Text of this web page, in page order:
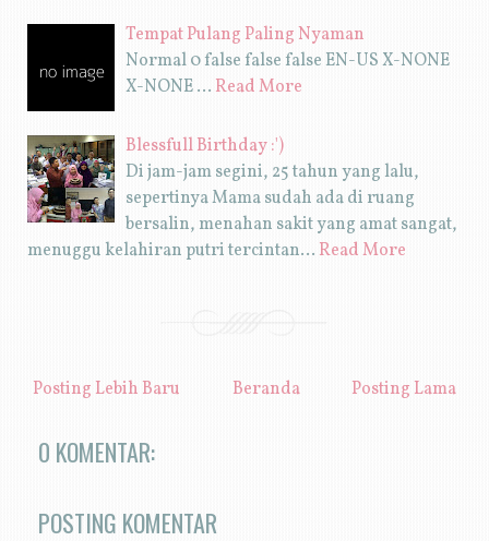
Tempat Pulang Paling Nyaman
Normal 0 false false false EN-US X-NONE
X-NONE … Read More
Blessfull Birthday :')
Di jam-jam segini, 25 tahun yang lalu,
sepertinya Mama sudah ada di ruang
bersalin, menahan sakit yang amat sangat,
menuggu kelahiran putri tercintan… Read More
Posting Lebih Baru Posting Lama
Beranda
0 KOMENTAR:
POSTING KOMENTAR